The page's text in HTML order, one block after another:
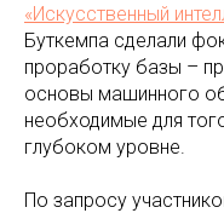
«Искусственный
Буткемпа сделали
проработку базы –
основы машинного
необходимые для
глубоком уровне.
По запросу